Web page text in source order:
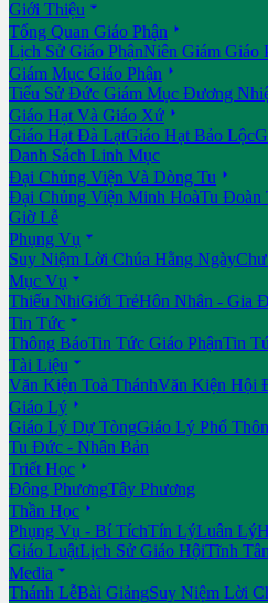
Giới Thiệu 
Tổng Quan Giáo Phận 
Lịch Sử Giáo PhậnNiên Giám Giáo
Giám Mục Giáo Phận 
Tiểu Sử Đức Giám Mục Đương
Giáo Hạt Và Giáo Xứ 
Giáo Hạt Đà LạtGiáo Hạt Bảo Lộc
Danh Sách Linh Mục
Đại Chủng Viện Và Dòng Tu 
Đại Chủng Viện Minh HoàTu Đoàn
Giờ Lễ
Phụng Vụ 
Suy Niệm Lời Chúa Hằng Ngày
Mục Vụ 
Thiếu NhiGiới TrẻHôn Nhân - Gia
Tin Tức 
Thông BáoTin Tức Giáo PhậnTin
Tài Liệu 
Văn Kiện Toà ThánhVăn Kiện Hội
Giáo Lý 
Giáo Lý Dự TòngGiáo Lý Phổ
Tu Đức - Nhân Bản
Triết Học 
Đông PhươngTây Phương
Thần Học 
Phụng Vụ - Bí TíchTín LýLuân Lý
Giáo LuậtLịch Sử Giáo HộiTĩnh
Media 
Thánh LễBài GiảngSuy Niệm Lời